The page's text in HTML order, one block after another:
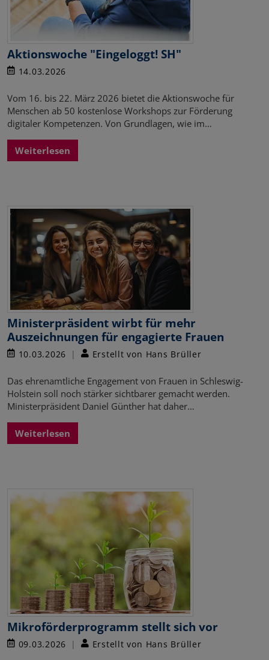
Aktionswoche "Eingeloggt! SH"
14.03.2026
Vom 16. bis 22. März 2026 bietet die Aktionswoche für
Menschen ab 50 kostenlose Workshops zur Förderung
digitaler Kompetenzen. Von Grundlagen, wie im…
Weiterlesen
Ministerpräsident wirbt für mehr
Auszeichnungen für engagierte Frauen
10.03.2026 Erstellt von Hans Brüller
Das ehrenamtliche Engagement von Frauen in Schleswig-
Holstein soll noch stärker sichtbarer gemacht werden.
Ministerpräsident Daniel Günther hat daher…
Weiterlesen
Mikroförderprogramm stellt sich vor
09.03.2026 Erstellt von Hans Brüller